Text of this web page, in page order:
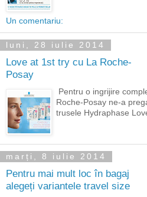
Un comentariu:
luni, 28 iulie 2014
Love at 1st try cu La Roche-
Posay
Pentru o ingrijire
Roche-Posay ne-a
trusele Hydraphase
marți, 8 iulie 2014
Pentru mai mult loc în bagaj
alegeți variantele travel size